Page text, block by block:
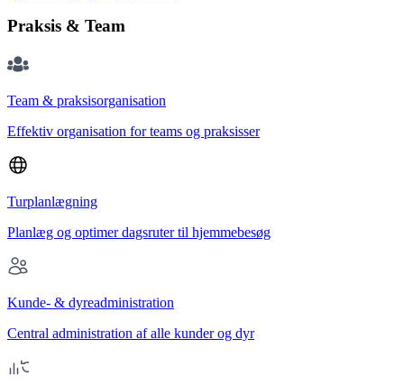
Praksis & Team
Team & praksisorganisation
Effektiv organisation for teams og praksisser
Turplanlægning
Planlæg og optimer dagsruter til hjemmebesøg
Kunde- & dyreadministration
Central administration af alle kunder og dyr